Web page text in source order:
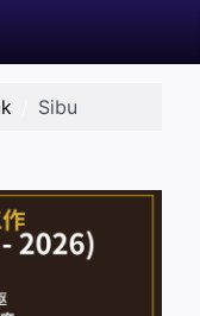
Sibu